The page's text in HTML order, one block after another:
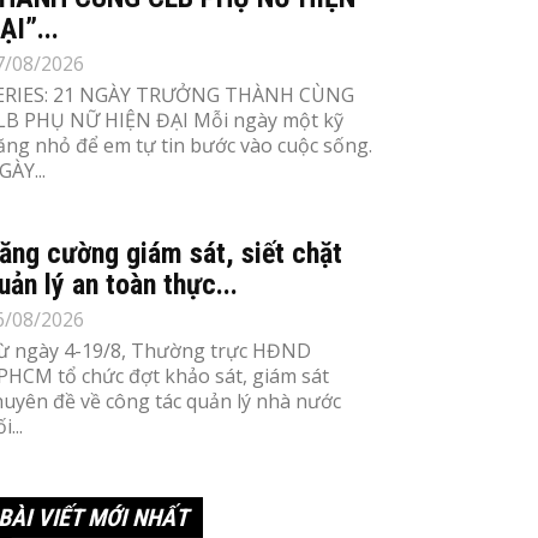
08/2026
21 NGÀY TRƯỞNG THÀNH CÙNG
PHỤ NỮ HIỆN ĐẠI Mỗi ngày một kỹ
nhỏ để em tự tin bước vào cuộc sống.
cường giám sát, siết chặt
lý an toàn thực...
08/2026
ngày 4-19/8, Thường trực HĐND
tổ chức đợt khảo sát, giám sát
đề về công tác quản lý nhà nước
BÀI VIẾT MỚI NHẤT